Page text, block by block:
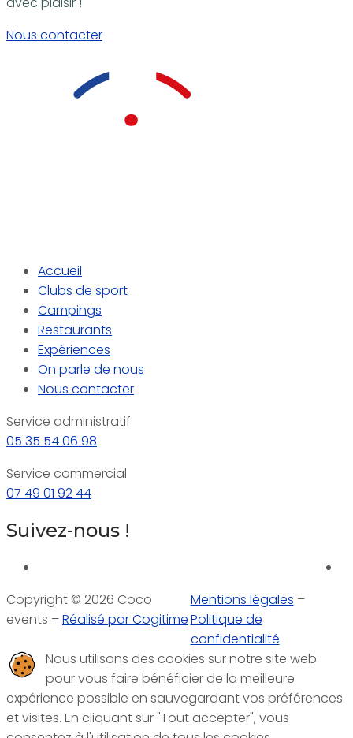
Nous contacter
Accueil
Clubs de sport
Campings
Restaurants
Expériences
On parle de nous
Nous contacter
Service administratif
05 35 54 06 98
Service commercial
07 49 01 92 44
Suivez-nous !
Copyright © 2026 Coco
events –Réalisé par Cogitime
Mentions légales –
Politique de
confidentialité
Nous utilisons des cookies sur notre site web
pour vous faire bénéficier de la meilleure
expérience possible en sauvegardant vos préférences
et visites. En cliquant sur "Tout accepter", vous